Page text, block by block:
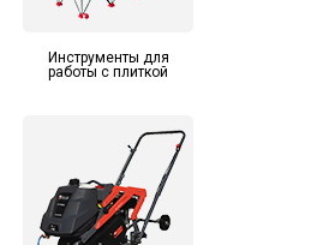
Инструменты для
работы с плиткой